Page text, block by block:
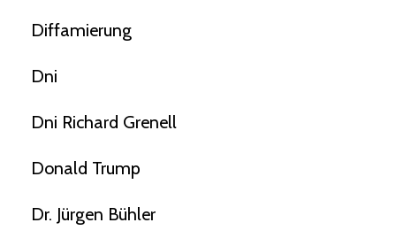
Diffamierung
Dni
Dni Richard Grenell
Donald Trump
Dr. Jürgen Bühler